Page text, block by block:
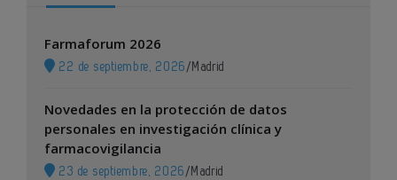
Farmaforum 2026
22 de septiembre, 2026 / Madrid
Novedades en la protección de datos
personales en investigación clínica y
farmacovigilancia
23 de septiembre, 2026 / Madrid